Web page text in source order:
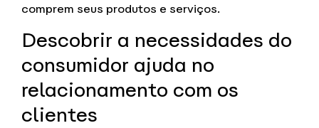
comprem seus produtos e serviços.
Descobrir a necessidades do
consumidor ajuda no
relacionamento com os
clientes